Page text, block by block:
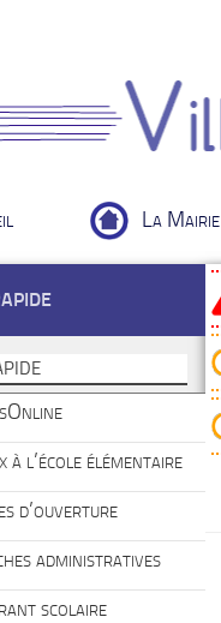
La Mairie
à l’école élémentaire
d’ouverture
administratives
scolaire